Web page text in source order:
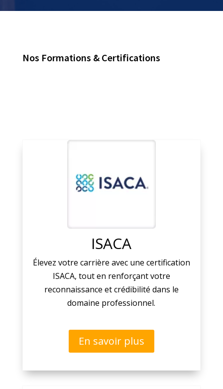
Nos Formations & Certifications
ISACA
Élevez votre carrière avec une certification
ISACA, tout en renforçant votre
reconnaissance et crédibilité dans le
domaine professionnel.
En savoir plus